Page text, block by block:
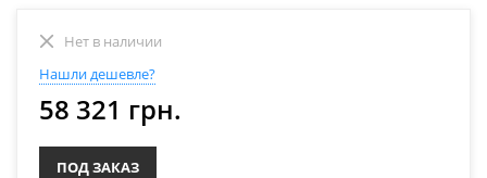
Нет в наличии
Нашли дешевле?
58 321 грн.
ПОД ЗАКАЗ